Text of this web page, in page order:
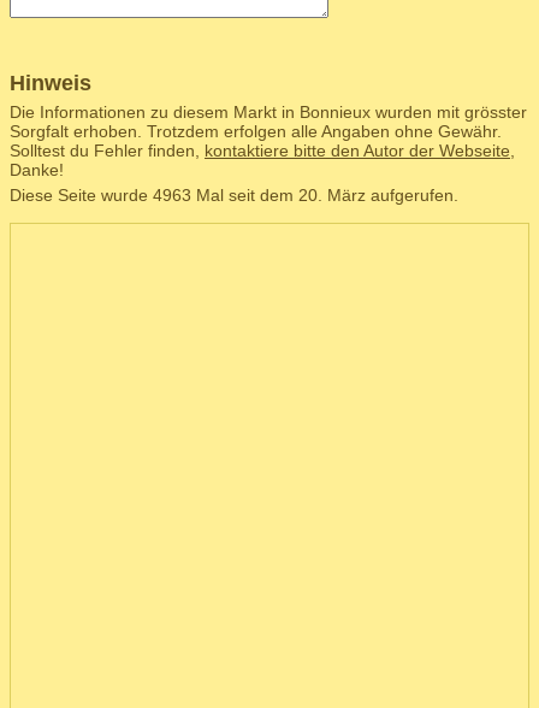
Hinweis
Die Informationen zu diesem Markt in Bonnieux wurden mit grösster
Sorgfalt erhoben. Trotzdem erfolgen alle Angaben ohne Gewähr.
Solltest du Fehler finden, kontaktiere bitte den Autor der Webseite
Danke!
Diese Seite wurde 4963 Mal seit dem 20. März aufgerufen.